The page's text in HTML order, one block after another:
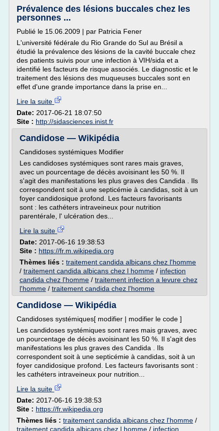
Prévalence des lésions buccales chez les
personnes ...
Publié le 15.06.2009 | par Patricia Fener
L'université fédérale du Rio Grande do Sul au Brésil a
étudié la prévalence des lésions de la cavité buccale chez
des patients suivis pour une infection à VIH/sida et a
identifié les facteurs de risque associés. Le diagnostic et le
traitement des lésions des muqueuses buccales sont en
effet d'une grande importance dans la prise en...
Lire la suite
Date: 2017-06-21 18:07:50
Site : http://sidasciences.inist.fr
Candidose — Wikipédia
Candidoses systémiques Modifier
Les candidoses systémiques sont rares mais graves,
avec un pourcentage de décès avoisinant les 50 %. Il
s'agit des manifestations les plus graves des Candida . Ils
correspondent soit à une septicémie à candidas, soit à un
foyer candidosique profond. Les facteurs favorisants
sont : les cathéters intraveineux pour nutrition
parentérale, l' ulcération des...
Lire la suite
Date: 2017-06-16 19:38:53
Site : https://fr.m.wikipedia.org
Thèmes liés : traitement candida albicans chez l'homme
/ traitement candida albicans chez l homme / infection
candida chez l'homme / traitement infection a levure chez
l'homme / traitement candida chez l'homme
Candidose — Wikipédia
Candidoses systémiques[ modifier | modifier le code ]
Les candidoses systémiques sont rares mais graves, avec
un pourcentage de décès avoisinant les 50 %. Il s'agit des
manifestations les plus graves des Candida . Ils
correspondent soit à une septicémie à candidas, soit à un
foyer candidosique profond. Les facteurs favorisants sont :
les cathéters intraveineux pour nutrition...
Lire la suite
Date: 2017-06-16 19:38:53
Site : https://fr.wikipedia.org
Thèmes liés : traitement candida albicans chez l'homme /
traitement candida albicans chez l homme / infection